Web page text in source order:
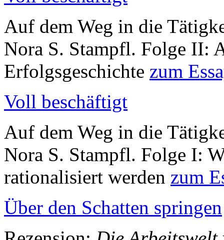
Auf dem Weg in die
Nora S. Stampfl. Folge II:
Erfolgsgeschichte zum
Voll beschäftigt
Auf dem Weg in die
Nora S. Stampfl. Folge I:
rationalisiert werden zum
Über den Schatten springen